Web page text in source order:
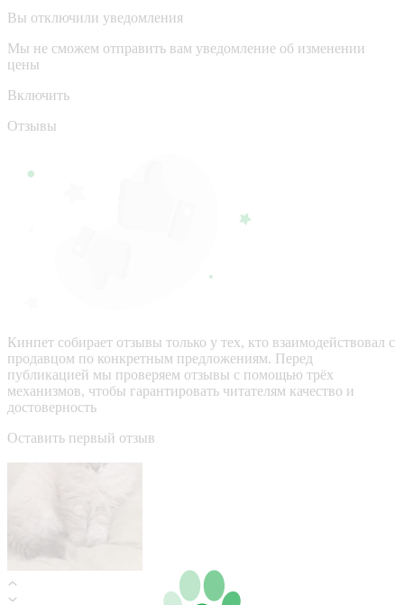
Вы отключили уведомления
Мы не сможем отправить вам уведомление об изменении
цены
Включить
Отзывы
Кинпет собирает отзывы только у тех, кто взаимодействовал с
продавцом по конкретным предложениям. Перед
публикацией мы проверяем отзывы с помощью трёх
механизмов, чтобы гарантировать читателям качество и
достоверность
Оставить первый отзыв